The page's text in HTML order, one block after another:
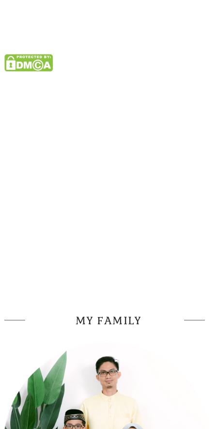
MY FAMILY